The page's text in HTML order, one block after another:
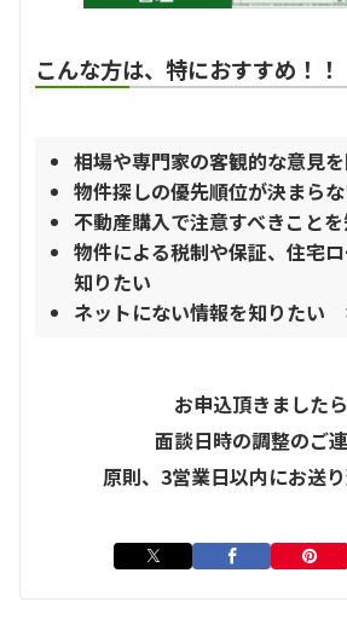
こんな方は、特におすすめ！！
相場や専門家の客観的な意見
物件探しの優先順位が決まら
不動産購入で注意すべきこと
物件による税制や保証、住宅
知りたい
ネットにない情報を知りたい
お申込頂きましたら
面談日時の調整のご
原則、3営業日以内にお送り